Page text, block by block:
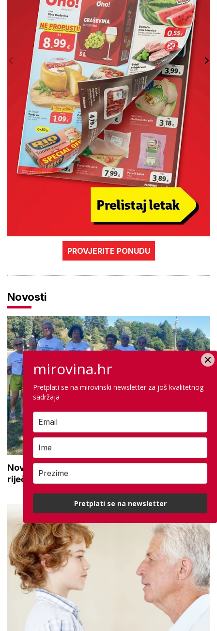
PROVJERITE PONUDU
Novosti
Novi projekt za aktivne seniore: 'Osmijeh, topla
riječ i stvaranje novih uspomena'
mirovina.hr
Pretplati se na mirovinski newsletter za još kvalitetnog
sadržaja
Pretplati se na newsletter